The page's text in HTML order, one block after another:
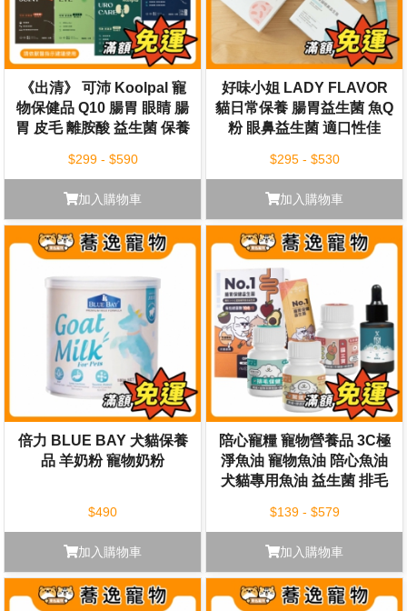
《出清》 可沛 Koolpal 寵
物保健品 Q10 腸胃 眼睛 腸
胃 皮毛 離胺酸 益生菌 保養
$299 - $590
加入購物車
好味小姐 LADY FLAVOR
貓日常保養 腸胃益生菌 魚Q
粉 眼鼻益生菌 適口性佳
$295 - $530
加入購物車
倍力 BLUE BAY 犬貓保養
品 羊奶粉 寵物奶粉
$490
加入購物車
陪心寵糧 寵物營養品 3C極
淨魚油 寵物魚油 陪心魚油
犬貓專用魚油 益生菌 排毛
$139 - $579
加入購物車